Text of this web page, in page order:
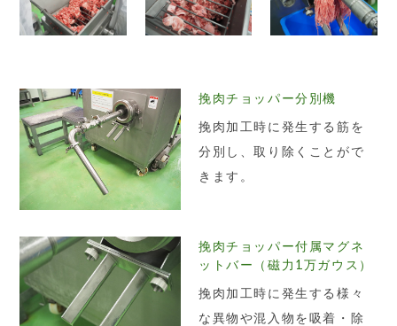
挽肉チョッパー分別機
挽肉加工時に発生する筋を
分別し、取り除くことがで
きます。
挽肉チョッパー付属マグネ
ットバー（磁力1万ガウス）
挽肉加工時に発生する様々
な異物や混入物を吸着・除